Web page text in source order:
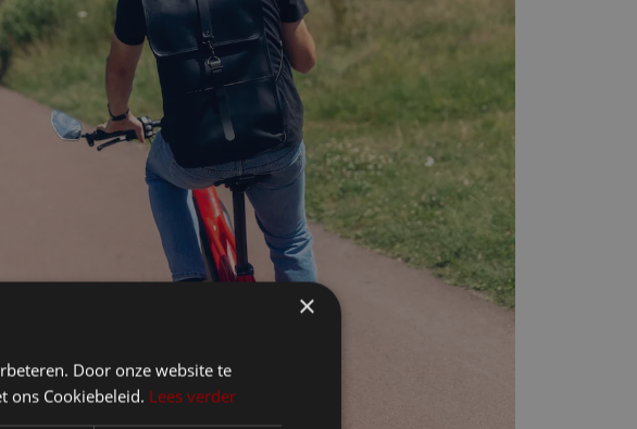
×
Door onze website te
ons Cookiebeleid. Lees verder